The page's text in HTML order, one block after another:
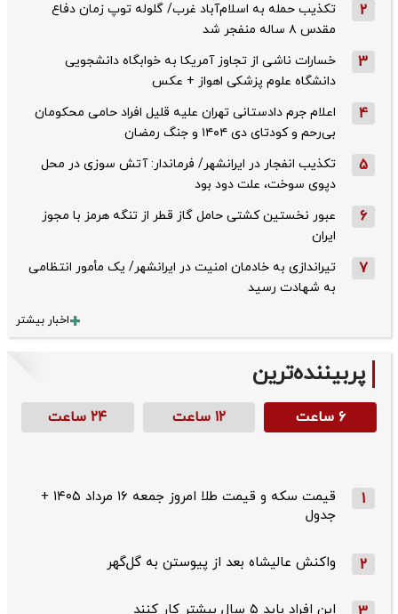
2
تکذیب حمله به اسلام‌آباد غرب/ گلوله توپ زمان دفاع
مقدس ۸ ساله منفجر شد
3
خسارات ناشی از تجاوز آمریکا به خوابگاه دانشجویی
دانشگاه علوم پزشکی اهواز + عکس
4
اعلام جرم دادستانی تهران علیه قلیل افراد حامی محکومان
بی‌رحم و کودتای دی‌ ۱۴۰۴ و جنگ رمضان
5
تکذیب ‌انفجار در ایرانشهر/ فرماندار: آتش سوزی در محل
دپوی سوخت، علت دود بود
6
عبور نخستین کشتی حامل گاز قطر از تنگه هرمز با مجوز
ایران
7
تیراندازی به خادمان امنیت در ایرانشهر/ یک مأمور انتظامی
به شهادت رسید
اخبار بیشتر
پربیننده‌ترین
۶ ساعت ۱۲ ساعت ۲۴ ساعت
1
قیمت سکه و قیمت طلا امروز جمعه ۱۶ مرداد ۱۴۰۵ +
جدول
2 واکنش عالیشاه بعد از پیوستن به گل‌گهر
این افراد باید ۵ سال بیشتر کار کنند